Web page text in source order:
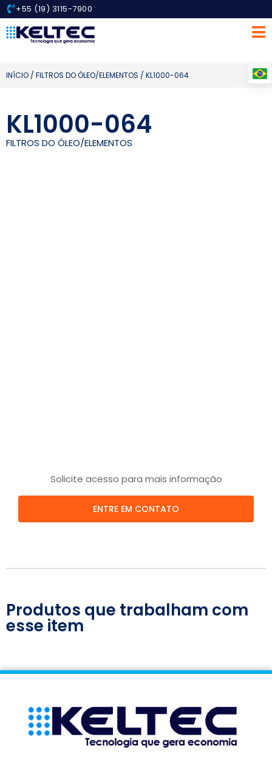
+55 (19) 3115-7900
INÍCIO / FILTROS DO ÓLEO/ELEMENTOS / KL1000-064
KL1000-064
FILTROS DO ÓLEO/ELEMENTOS
Solicite acesso para mais informação
ENTRE EM CONTATO
Produtos que trabalham com
esse item